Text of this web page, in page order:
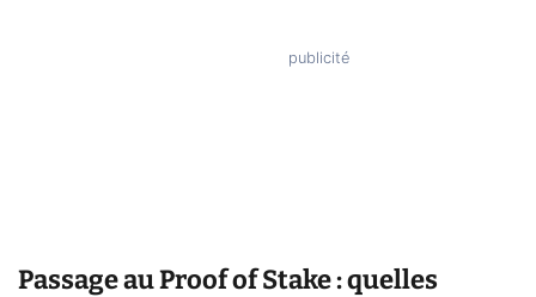
Passage au Proof of Stake : quelles